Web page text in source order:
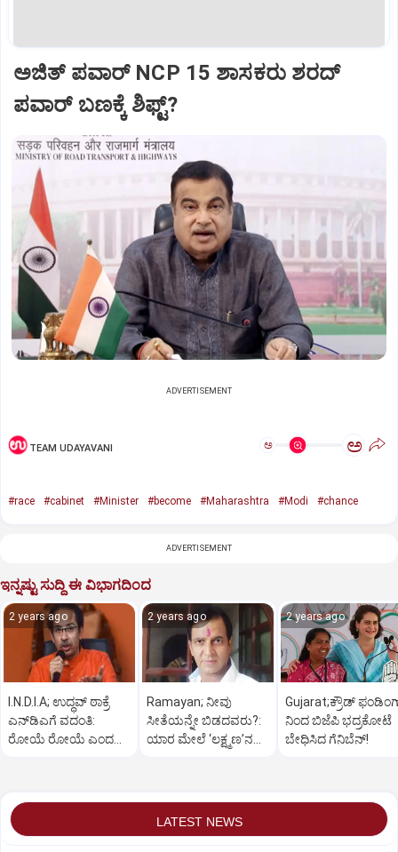
ಅಜಿತ್‌ ಪವಾರ್‌ NCP 15 ಶಾಸಕರು ಶರದ್‌
ಪವಾರ್‌ ಬಣಕ್ಕೆ ಶಿಫ್ಟ್?
ADVERTISEMENT
TEAM UDAYAVANI ಅ ಅ
#race #cabinet #Minister #become #Maharashtra #Modi #chance
ADVERTISEMENT
ಇನ್ನಷ್ಟು ಸುದ್ದಿ ಈ ವಿಭಾಗದಿಂದ
2 years ago
I.N.D.I.A; ಉದ್ಧವ್‌ ಠಾಕ್ರೆ
ಎನ್‌ಡಿಎಗೆ ವದಂತಿ:
ರೋಯೆ ರೋಯೆ ಎಂದ
2 years ago
Ramayan; ನೀವು
ಸೀತೆಯನ್ನೇ ಬಿಡದವರು?:
ಯಾರ ಮೇಲೆ ‘ಲಕ್ಷ್ಮಣ’ನ
2 years ago
Gujarat;ಕ್ರೌಡ್‌
ನಿಂದ ಬಿಜೆಪಿ ಭದ್ರಕೋಟೆ
ಬೇಧಿಸಿದ ಗೆನಿಬೆನ್‌!
LATEST NEWS